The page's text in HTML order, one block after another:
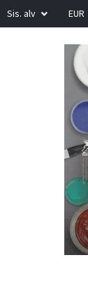
Sis. alv EUR